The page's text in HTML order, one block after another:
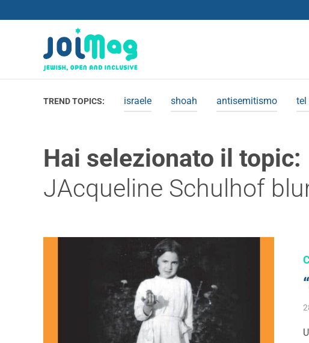
TREND TOPICS: israele shoah antisemitismo tel
Hai selezionato il topic:
JAcqueline Schulhof